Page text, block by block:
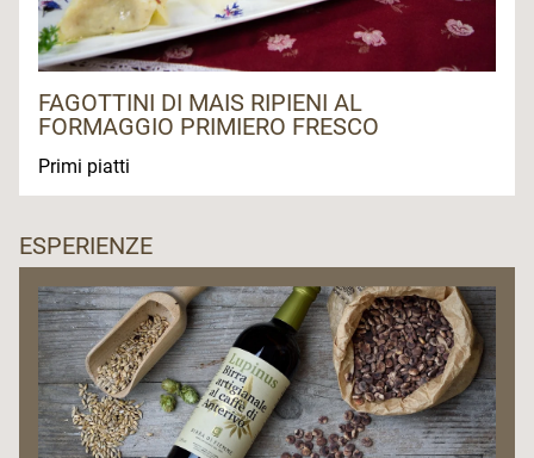
FAGOTTINI DI MAIS RIPIENI AL
FORMAGGIO PRIMIERO FRESCO
Primi piatti
ESPERIENZE